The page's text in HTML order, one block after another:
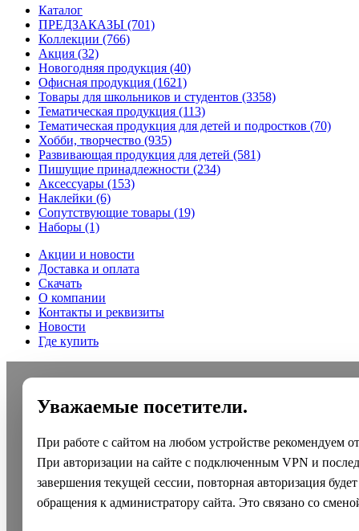
Каталог
ПРЕДЗАКАЗЫ (701)
Коллекции (766)
Акция (32)
Новогодняя продукция (40)
Офисная продукция (1621)
Товары для школьников и студентов (3358)
Тематическая продукция (113)
Тематическая продукция для детей и подростков (70)
Хобби, творчество (935)
Развивающая продукция для детей (581)
Пишущие принадлежности (234)
Аксессуары (153)
Наклейки (6)
Сопутствующие товары (19)
Наборы (1)
Акции и новости
Доставка и оплата
Скачать
О компании
Контакты и реквизиты
Новости
Где купить
Уважаемые посетители.
При работе с сайтом на любом устройстве рекомендуем
При авторизации на сайте с подключенным VPN и
завершения текущей сессии, повторная авторизация
обращения к администратору сайта. Это связано со